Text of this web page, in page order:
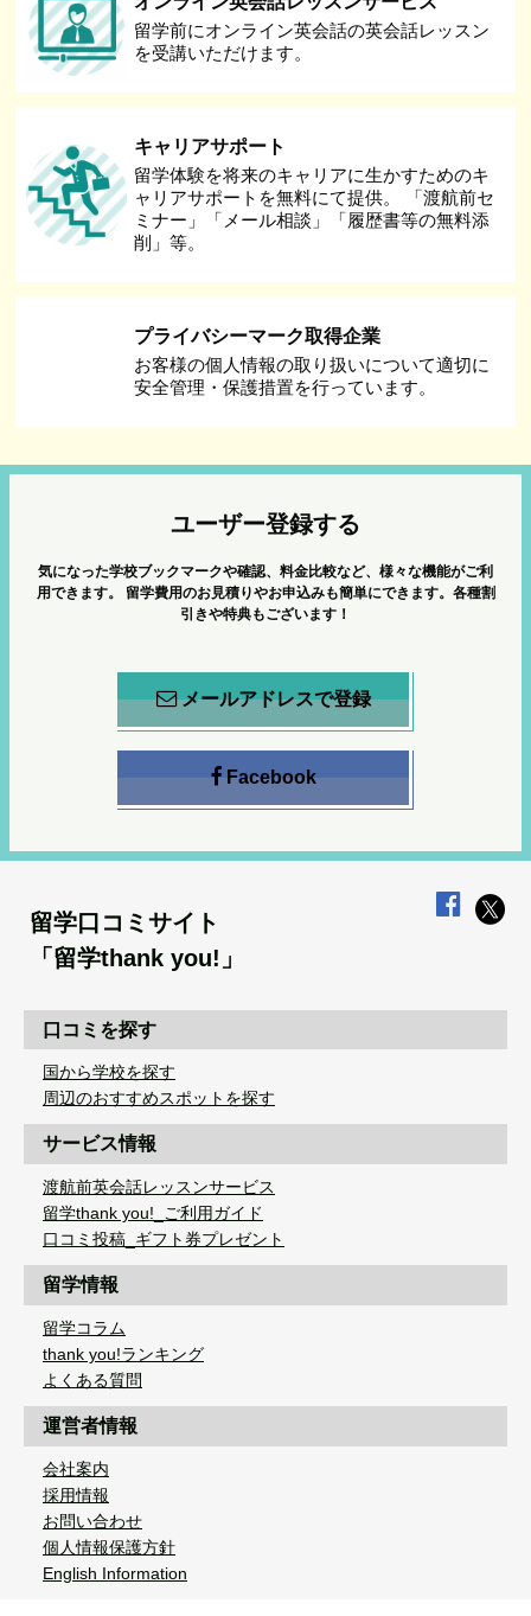
留学前にオンライン英会話の英会話レッスン
を受講いただけます。
キャリアサポート
留学体験を将来のキャリアに生かすためのキ
ャリアサポートを無料にて提供。 「渡航前セ
ミナー」「メール相談」「履歴書等の無料添
削」等。
プライバシーマーク取得企業
お客様の個人情報の取り扱いについて適切に
安全管理・保護措置を行っています。
ユーザー登録する
気になった学校ブックマークや確認、料金比較など、様々な機能がご利
用できます。
留学費用のお見積りやお申込みも簡単にできます。各種割
引きや特典もございます！
メールアドレスで登録
Facebook
留学口コミサイト
「留学thank you!」
口コミを探す
国から学校を探す
周辺のおすすめスポットを探す
サービス情報
渡航前英会話レッスンサービス
留学thank you!_ご利用ガイド
口コミ投稿_ギフト券プレゼント
留学情報
留学コラム
thank you!ランキング
よくある質問
運営者情報
会社案内
採用情報
お問い合わせ
個人情報保護方針
English Information